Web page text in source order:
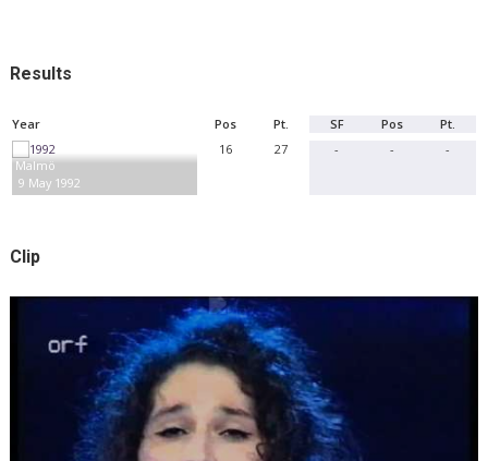
Results
Year Pos Pt. SF Pos Pt.
Malmö
9 May 1992
16 27 - - -
Clip